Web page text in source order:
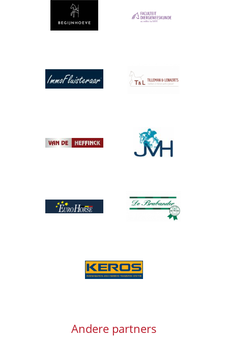
Afbeelding Afbeelding
Afbeelding Afbeelding
Afbeelding
Afbeelding
Afbeelding
Afbeelding
Afbeelding
Andere partners